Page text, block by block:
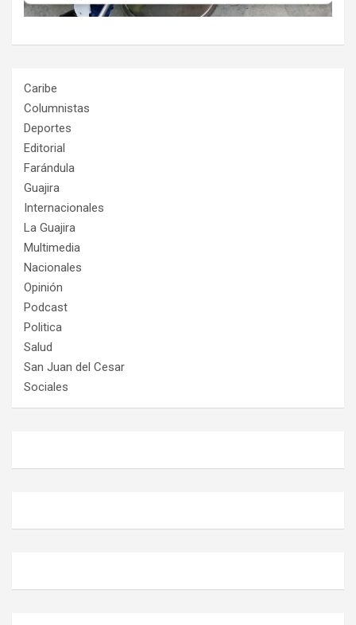
Caribe
Columnistas
Deportes
Editorial
Farándula
Guajira
Internacionales
La Guajira
Multimedia
Nacionales
Opinión
Podcast
Politica
Salud
San Juan del Cesar
Sociales